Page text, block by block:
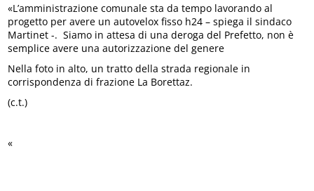
«L’amministrazione comunale sta da tempo lavorando al
progetto per avere un autovelox fisso h24 – spiega il sindaco
Martinet -. Siamo in attesa di una deroga del Prefetto, non è
semplice avere una autorizzazione del genere
Nella foto in alto, un tratto della strada regionale in
corrispondenza di frazione La Borettaz.
(c.t.)
«